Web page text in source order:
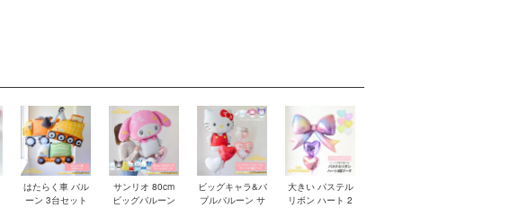
はたらく車 バル
ーン 3台セット
サンリオ 80cm
ビッグバルーン
ビッグキャラ&バ
ブルバルーン サ
大きい パステル
リボン ハート 2